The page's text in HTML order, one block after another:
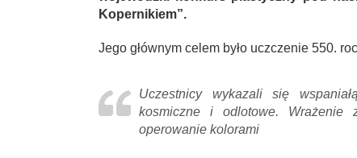
Kopernikiem”.
Jego głównym celem było uczczenie 550.
Uczestnicy wykazali się
kosmiczne i odlotowe. Wrażenie
operowanie kolorami